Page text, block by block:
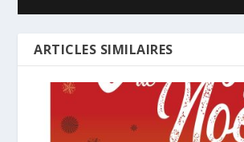
ARTICLES SIMILAIRES